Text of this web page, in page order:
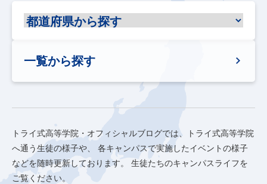
一覧から探す
トライ式高等学院・オフィシャルブログでは、トライ式高等学院
へ通う生徒の様子や、
各キャンパスで実施したイベントの様子
などを随時更新しております。
生徒たちのキャンパスライフを
ご覧ください。